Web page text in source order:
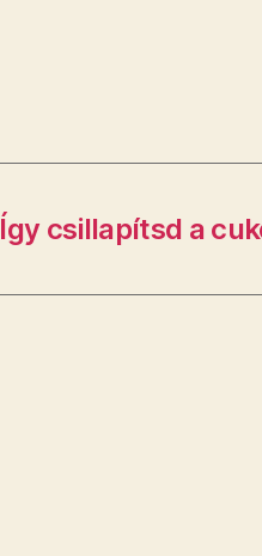
Így csillapítsd a